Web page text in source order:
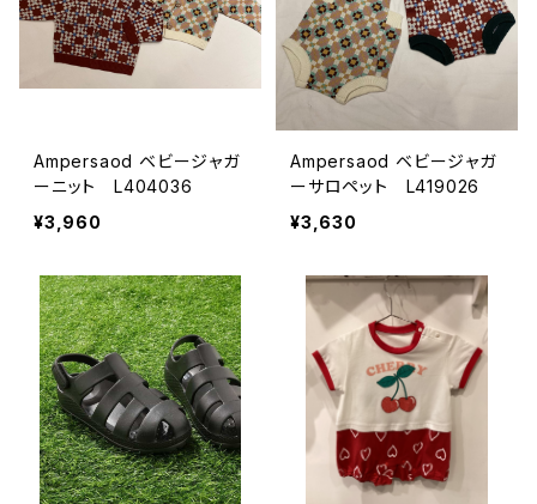
Ampersaod ベビージャガ
ーニット L404036
¥3,960
Ampersaod ベビージャガ
ーサロペット L419026
¥3,630